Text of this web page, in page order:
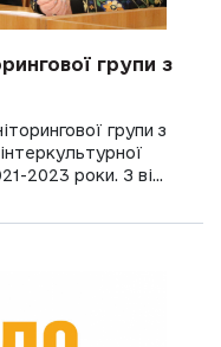
групи з
групи з
2023 роки. З ві...